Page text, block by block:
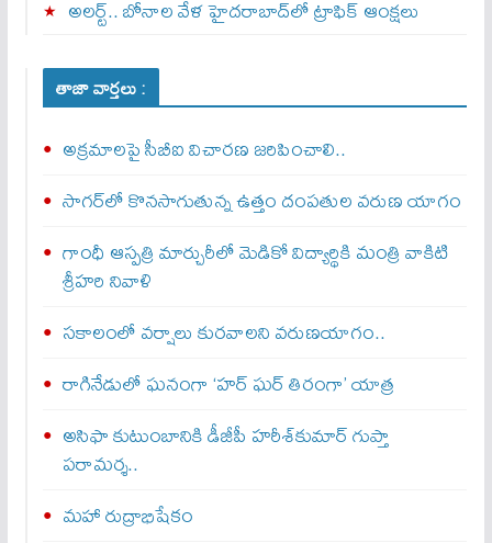
అలర్ట్‌.. బోనాల వేళ హైదరాబాద్‌లో ట్రాఫిక్‌ ఆంక్షలు
తాజా వార్తలు :
అక్రమాలపై సీబీఐ విచారణ జరిపించాలి..
సాగర్‌లో కొనసాగుతున్న ఉత్తం దంపతుల వరుణ యాగం
గాంధీ ఆస్పత్రి మార్చురీలో మెడికో విద్యార్థికి మంత్రి వాకిటి
శ్రీహరి నివాళి
సకాలంలో వర్షాలు కురవాలని వరుణయాగం..
రాగినేడులో ఘనంగా ‘హర్‌ ఘర్‌ తిరంగా’ యాత్ర
అసిఫా కుటుంబానికి డీజీపీ హరీశ్‌కుమార్‌ గుప్తా
పరామర్శ..
మహా రుద్రాభిషేకం